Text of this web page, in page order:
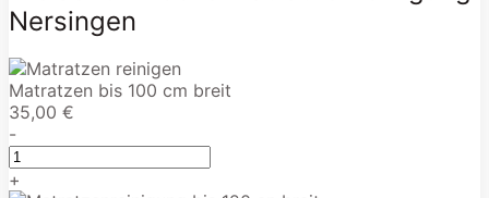
Nersingen
Matratzen bis 100 cm breit
35,00 €
-
+